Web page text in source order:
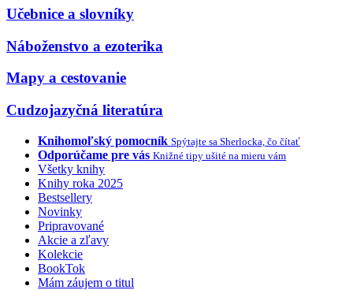
Učebnice a slovníky
Náboženstvo a ezoterika
Mapy a cestovanie
Cudzojazyčná literatúra
Knihomoľský pomocník Spýtajte sa Sherlocka, čo čítať
Odporúčame pre vás Knižné tipy ušité na mieru vám
Všetky knihy
Knihy roka 2025
Bestsellery
Novinky
Pripravované
Akcie a zľavy
Kolekcie
BookTok
Mám záujem o titul